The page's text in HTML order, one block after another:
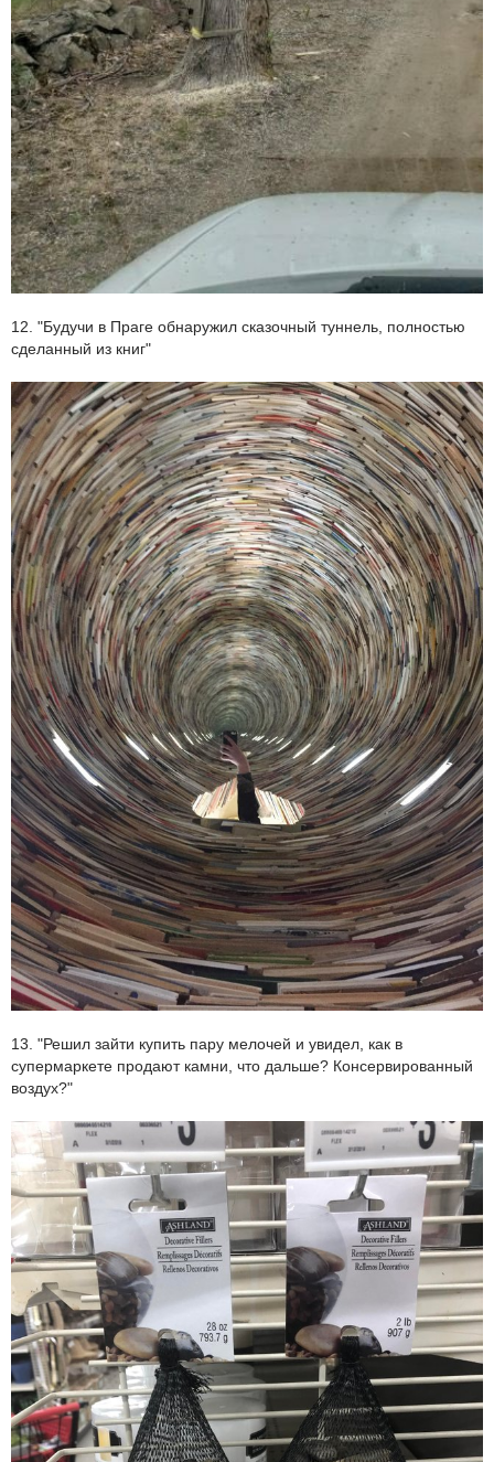
12. "Будучи в Праге обнаружил сказочный туннель, полностью
сделанный из книг"
13. "Решил зайти купить пару мелочей и увидел, как в
супермаркете продают камни, что дальше? Консервированный
воздух?"